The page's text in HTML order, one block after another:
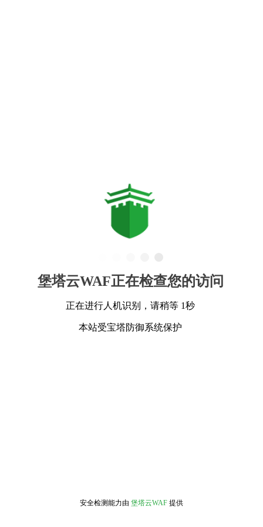
堡塔云WAF正在检查您的访问
正在进行人机识别，请稍等 1秒
本站受宝塔防御系统保护
安全检测能力由 堡塔云WAF 提供